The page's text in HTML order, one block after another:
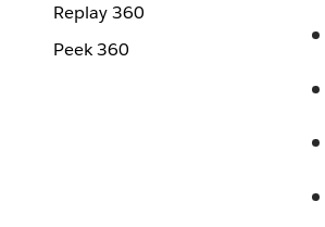
Replay 360
Peek 360